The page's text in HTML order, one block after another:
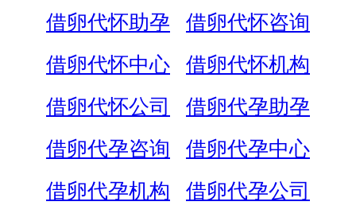
借卵代怀助孕
借卵代怀咨询
借卵代怀中心
借卵代怀机构
借卵代怀公司
借卵代孕助孕
借卵代孕咨询
借卵代孕中心
借卵代孕机构
借卵代孕公司